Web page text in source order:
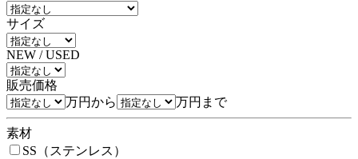
サイズ
NEW / USED
販売価格
万円から
万円まで
素材
SS（ステンレス）